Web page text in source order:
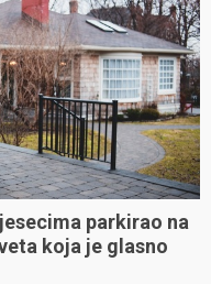
parkirao na
koja je glasno